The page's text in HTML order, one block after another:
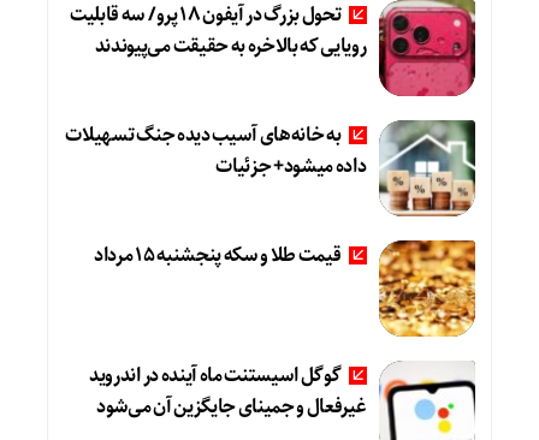
تحول بزرگ در آیفون ۱۸ پرو/ سه قابلیت
رویایی که بالاخره به حقیقت می‌پیوندند
به خانه‌های آسیب دیده جنگ تسهیلات
داده میشود+ جزئیات
قیمت طلا و سکه پنجشنبه ۱۵ مرداد
گوگل اسیستنت ماه آینده در اندروید
غیرفعال و جمینای جایگزین آن می‌شود